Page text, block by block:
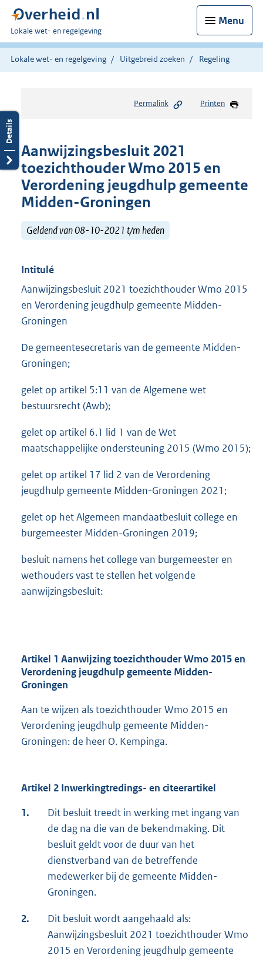
Menu
U
bent
hier:
Lokale wet- en regelgeving
Lokale wet- en regelgeving Uitgebreid zoeken Regeling
Permalink Printen
Aanwijzingsbesluit 2021
toezichthouder Wmo 2015 en
Verordening jeugdhulp gemeente
Midden-Groningen
Geldend van 08-10-2021 t/m heden
Intitulé
Aanwijzingsbesluit 2021 toezichthouder Wmo 2015
en Verordening jeugdhulp gemeente Midden-
Groningen
De gemeentesecretaris van de gemeente Midden-
Groningen;
gelet op artikel 5:11 van de Algemene wet
bestuursrecht (Awb);
gelet op artikel 6.1 lid 1 van de Wet
maatschappelijke ondersteuning 2015 (Wmo 2015);
gelet op artikel 17 lid 2 van de Verordening
jeugdhulp gemeente Midden-Groningen 2021;
gelet op het Algemeen mandaatbesluit college en
burgemeester Midden-Groningen 2019;
besluit namens het college van burgemeester en
wethouders vast te stellen het volgende
aanwijzingsbesluit:
Artikel 1 Aanwijzing toezichthouder Wmo 2015 en
Verordening jeugdhulp gemeente Midden-
Groningen
Aan te wijzen als toezichthouder Wmo 2015 en
Verordening jeugdhulp gemeente Midden-
Groningen: de heer O. Kempinga.
Artikel 2 Inwerkingtredings- en citeerartikel
1.
Dit besluit treedt in werking met ingang van
de dag na die van de bekendmaking. Dit
besluit geldt voor de duur van het
dienstverband van de betreffende
medewerker bij de gemeente Midden-
Groningen.
2.
Dit besluit wordt aangehaald als:
Aanwijzingsbesluit 2021 toezichthouder Wmo
2015 en Verordening jeugdhulp gemeente